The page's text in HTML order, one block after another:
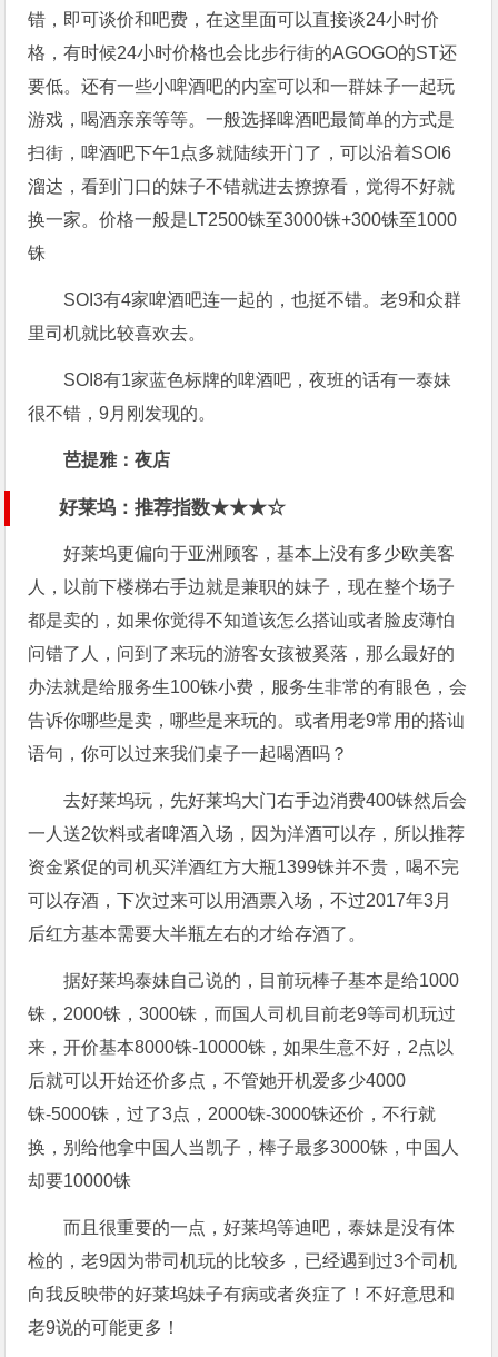
错，即可谈价和吧费，在这里面可以直接谈24小时价
格，有时候24小时价格也会比步行街的AGOGO的ST还
要低。还有一些小啤酒吧的内室可以和一群妹子一起玩
游戏，喝酒亲亲等等。一般选择啤酒吧最简单的方式是
扫街，啤酒吧下午1点多就陆续开门了，可以沿着SOI6
溜达，看到门口的妹子不错就进去撩撩看，觉得不好就
换一家。价格一般是LT2500铢至3000铢+300铢至1000
铢
SOI3有4家啤酒吧连一起的，也挺不错。老9和众群
里司机就比较喜欢去。
SOI8有1家蓝色标牌的啤酒吧，夜班的话有一泰妹
很不错，9月刚发现的。
芭提雅：夜店
好莱坞：推荐指数★★★☆
好莱坞更偏向于亚洲顾客，基本上没有多少欧美客
人，以前下楼梯右手边就是兼职的妹子，现在整个场子
都是卖的，如果你觉得不知道该怎么搭讪或者脸皮薄怕
问错了人，问到了来玩的游客女孩被奚落，那么最好的
办法就是给服务生100铢小费，服务生非常的有眼色，会
告诉你哪些是卖，哪些是来玩的。或者用老9常用的搭讪
语句，你可以过来我们桌子一起喝酒吗？
去好莱坞玩，先好莱坞大门右手边消费400铢然后会
一人送2饮料或者啤酒入场，因为洋酒可以存，所以推荐
资金紧促的司机买洋酒红方大瓶1399铢并不贵，喝不完
可以存酒，下次过来可以用酒票入场，不过2017年3月
后红方基本需要大半瓶左右的才给存酒了。
据好莱坞泰妹自己说的，目前玩棒子基本是给1000
铢，2000铢，3000铢，而国人司机目前老9等司机玩过
来，开价基本8000铢-10000铢，如果生意不好，2点以
后就可以开始还价多点，不管她开机爱多少4000
铢-5000铢，过了3点，2000铢-3000铢还价，不行就
换，别给他拿中国人当凯子，棒子最多3000铢，中国人
却要10000铢
而且很重要的一点，好莱坞等迪吧，泰妹是没有体
检的，老9因为带司机玩的比较多，已经遇到过3个司机
向我反映带的好莱坞妹子有病或者炎症了！不好意思和
老9说的可能更多！